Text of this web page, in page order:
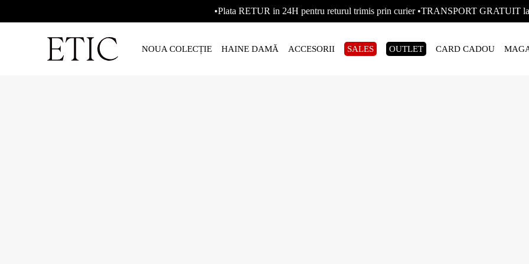
•Plata RETUR in 24H pentru returul trimis prin curier •TRANSPORT GRATUIT
NOUA COLECȚIE HAINE DAMĂ ACCESORII SALES OUTLET CARD CADOU